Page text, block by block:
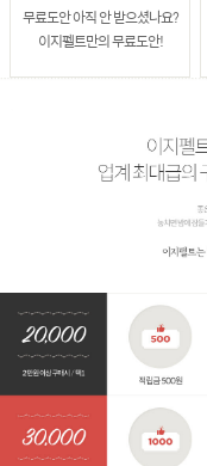
무료도안 아직 안 받으셨나요?
이지펠트만의 무료도안!